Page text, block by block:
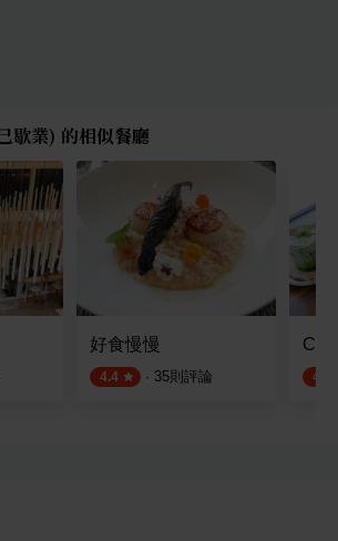
業) 的相似餐廳
好食慢慢
4.4 · 35則評論 4.6